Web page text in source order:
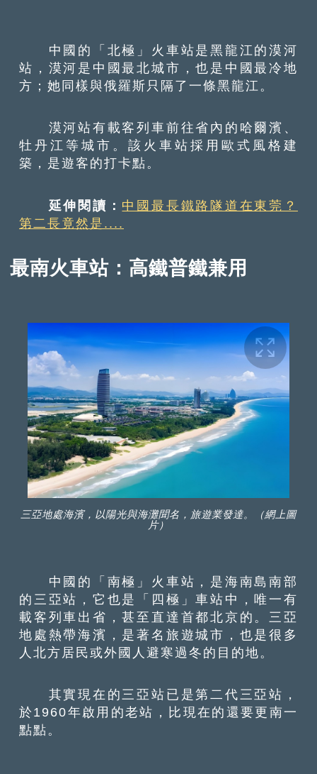
中國的「北極」火車站是黑龍江的漠河
站，漠河是中國最北城市，也是中國最冷地
方；她同樣與俄羅斯只隔了一條黑龍江。
漠河站有載客列車前往省內的哈爾濱、
牡丹江等城市。該火車站採用歐式風格建
築，是遊客的打卡點。
延伸閱讀： 中國最長鐵路隧道在東莞？
第二長竟然是....
最南火車站：高鐵普鐵兼用
三亞地處海濱，以陽光與海灘聞名，旅遊業發達。（網上圖
片）
中國的「南極」火車站，是海南島南部
的三亞站，它也是「四極」車站中，唯一有
載客列車出省，甚至直達首都北京的。三亞
地處熱帶海濱，是著名旅遊城市，也是很多
人北方居民或外國人避寒過冬的目的地。
其實現在的三亞站已是第二代三亞站，
於1960年啟用的老站，比現在的還要更南一
點點。